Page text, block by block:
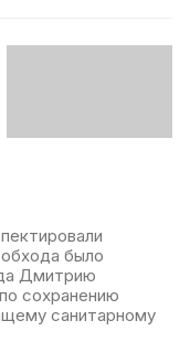
было
Дмитрию
сохранению
санитарному